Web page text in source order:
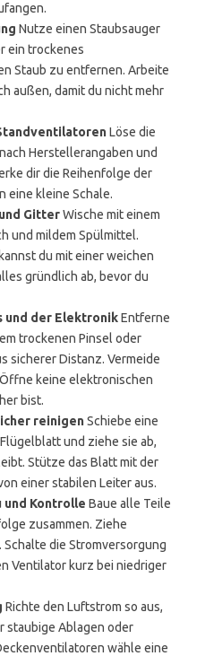
Nutze einen Staubsauger
ein trockenes
Staub zu entfernen. Arbeite
außen, damit du nicht mehr
Löse die
Herstellerangaben und
dir die Reihenfolge der
eine kleine Schale.
GitterWische mit einem
und mildem Spülmittel.
du mit einer weichen
gründlich ab, bevor du
und der ElektronikEntferne
trockenen Pinsel oder
sicherer Distanz. Vermeide
keine elektronischen
bist.
reinigenSchiebe eine
und ziehe sie ab,
Stütze das Blatt mit der
einer stabilen Leiter aus.
und Kontrolle Baue alle Teile
zusammen. Ziehe
Schalte die Stromversorgung
Ventilator kurz bei niedriger
Richte den Luftstrom so aus,
staubige Ablagen oder
wähle eine